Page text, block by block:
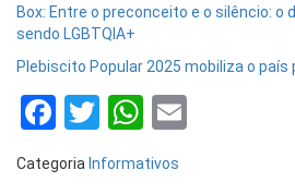
Box: Entre o preconceito e o silêncio: o
sendo LGBTQIA+
Plebiscito Popular 2025 mobiliza o país
Facebook
TwitterWhatsApp
Categoria Informativos